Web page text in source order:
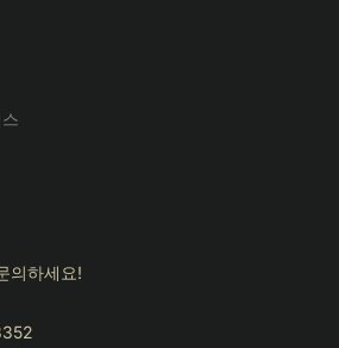
의하세요!